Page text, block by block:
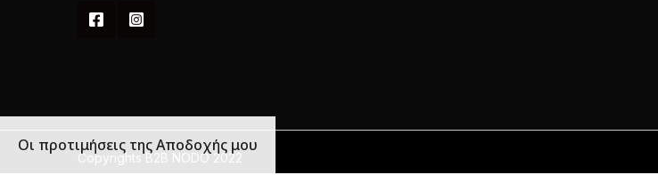
Copyrights B2B NODO 2022
Οι προτιμήσεις της Αποδοχής μου